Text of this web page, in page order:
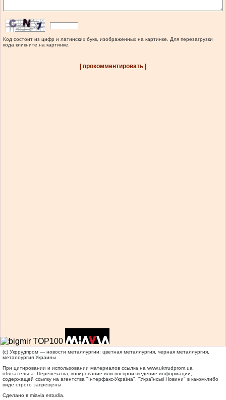
Код состоит из цифр и латинских букв, изображенных на картинке. Для перезагрузки
кода кликните на картинке.
| прокомментировать |
(c) Укррудпром — новости металлургии: цветная металлургия, черная металлургия,
металлургия Украины
При цитировании и использовании материалов ссылка на www.ukrrudprom.ua
обязательна. Перепечатка, копирование или воспроизведение информации,
содержащей ссылку на агентства "Iнтерфакс-Україна", "Українськi Новини" в каком-либо
виде строго запрещены
Сделано в miavia estudia.